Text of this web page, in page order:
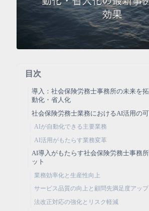
目次
導入：社会保険労務士事務所の未来を
動化・省人化
社会保険労務士業務におけるAI活用の
AIが自動化できる主要業務
AI活用がもたらす業務変革
AI導入がもたらす社会保険労務士事務
ット
業務効率化と生産性向上
サービス品質の向上と顧問先満足度アップ
法改正対応の強化とリスク軽減